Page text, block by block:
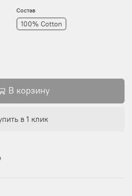
Состав
100% Cotton
В корзину
в 1 клик